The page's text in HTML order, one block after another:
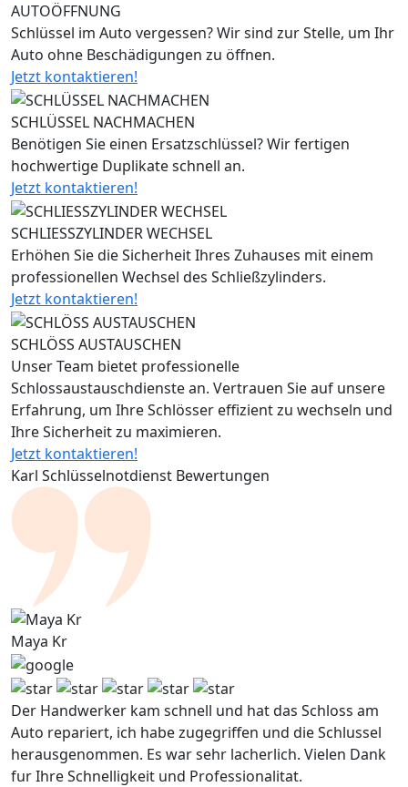
AUTOÖFFNUNG
Schlüssel im Auto vergessen? Wir sind zur Stelle, um Ihr
Auto ohne Beschädigungen zu öffnen.
Jetzt kontaktieren!
SCHLÜSSEL NACHMACHEN
Benötigen Sie einen Ersatzschlüssel? Wir fertigen
hochwertige Duplikate schnell an.
Jetzt kontaktieren!
SCHLIESSZYLINDER WECHSEL
Erhöhen Sie die Sicherheit Ihres Zuhauses mit einem
professionellen Wechsel des Schließzylinders.
Jetzt kontaktieren!
SCHLÖSS AUSTAUSCHEN
Unser Team bietet professionelle
Schlossaustauschdienste an. Vertrauen Sie auf unsere
Erfahrung, um Ihre Schlösser effizient zu wechseln und
Ihre Sicherheit zu maximieren.
Jetzt kontaktieren!
Karl Schlüsselnotdienst Bewertungen
Maya Kr
Der Handwerker kam schnell und hat das Schloss am
Auto repariert, ich habe zugegriffen und die Schlussel
herausgenommen. Es war sehr lacherlich. Vielen Dank
fur Ihre Schnelligkeit und Professionalitat.